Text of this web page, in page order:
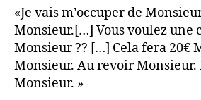
«Je vais m’occuper de
Monsieur.[…] Vous voulez une
Monsieur ?? […] Cela fera 20€
Monsieur. Au revoir Monsieur.
Monsieur. »